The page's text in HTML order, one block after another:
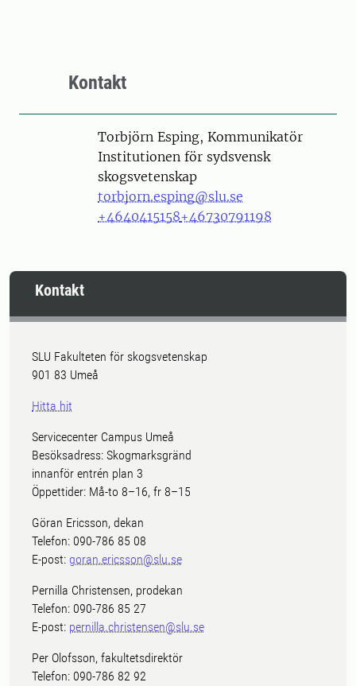
Kontakt
PersonTorbjörn Esping, Kommunikatör
Institutionen för sydsvensk
skogsvetenskap
torbjorn.esping@slu.se
+4640415158+46730791198
Kontakt
SLU Fakulteten för skogsvetenskap
901 83 Umeå
Hitta hit
Servicecenter Campus Umeå
Besöksadress: Skogmarksgränd
innanför entrén plan 3
Öppettider: Må-to 8–16, fr 8–15
Göran Ericsson, dekan
Telefon: 090-786 85 08
E-post: goran.ericsson@slu.se
Pernilla Christensen, prodekan
Telefon: 090-786 85 27
E-post: pernilla.christensen@slu.se
Per Olofsson, fakultetsdirektör
Telefon: 090-786 82 92